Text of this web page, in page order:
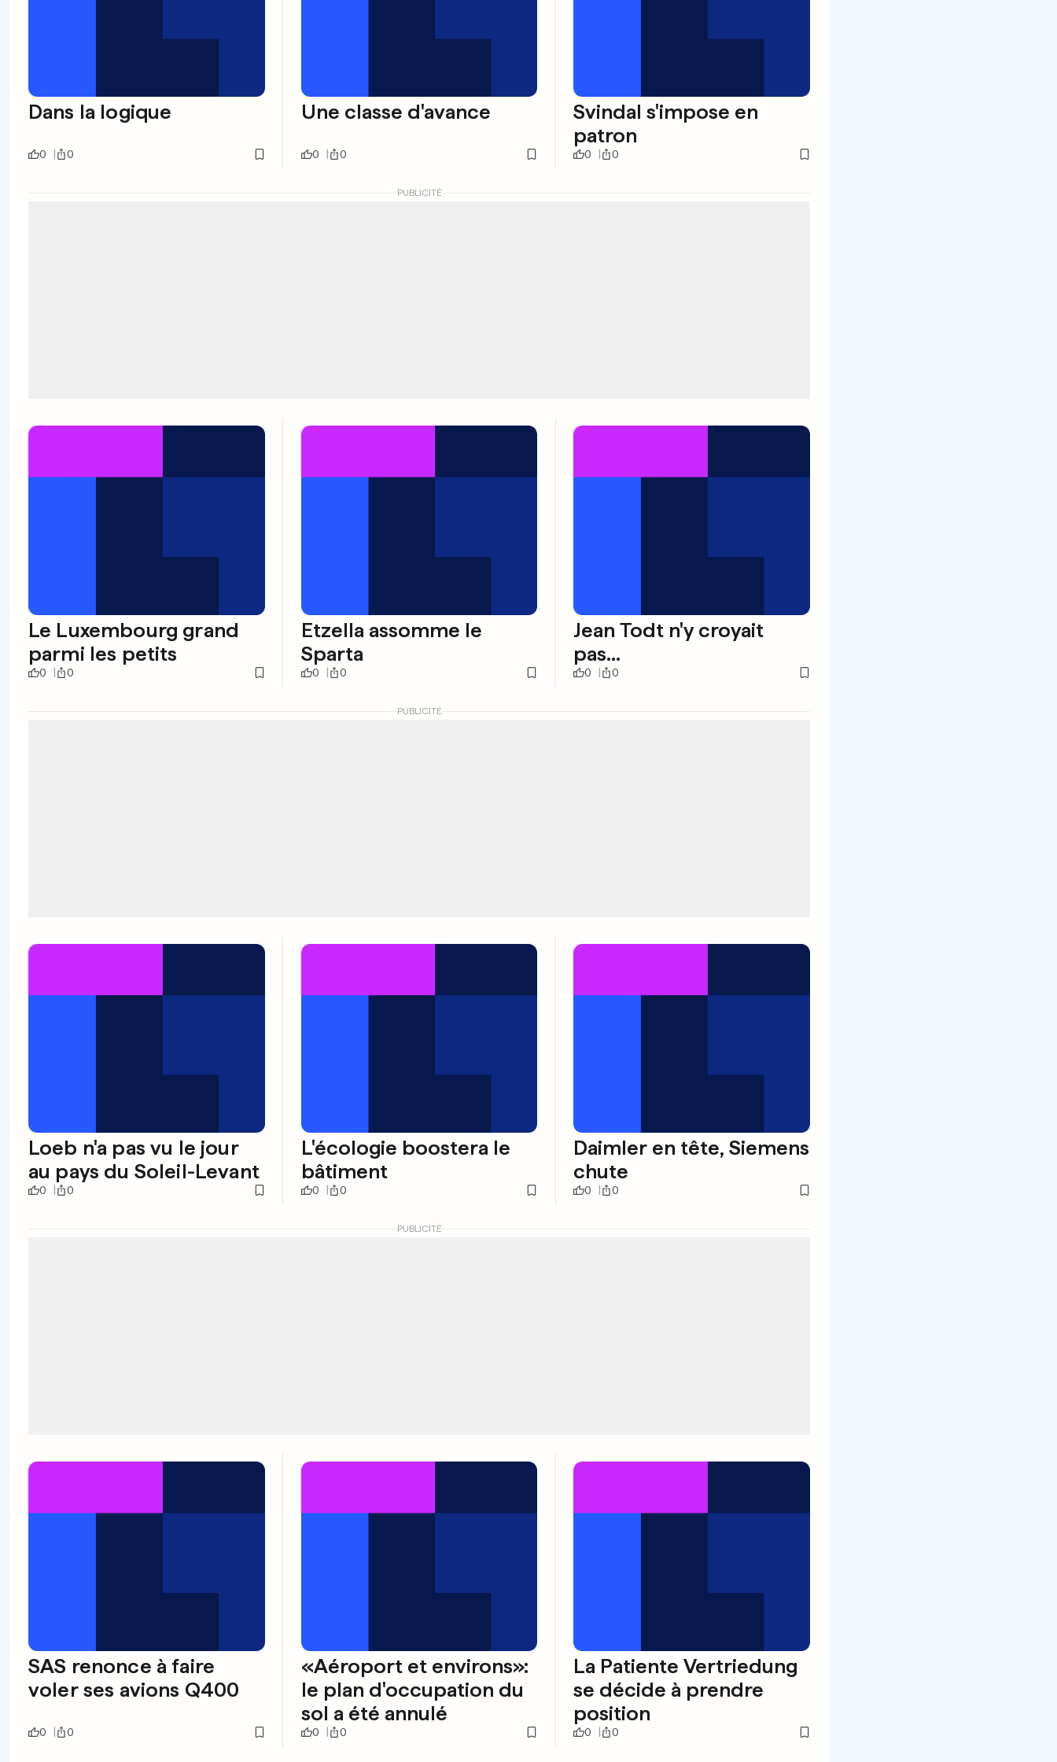
Dans la logique
0 0
Une classe d'avance
0 0
Svindal s'impose en
patron
0 0
PUBLICITÉ
Le Luxembourg grand
parmi les petits
0 0
Etzella assomme le
Sparta
0 0
Jean Todt n'y croyait
pas...
0 0
PUBLICITÉ
Loeb n'a pas vu le jour
au pays du Soleil-Levant
0 0
L'écologie boostera le
bâtiment
0 0
Daimler en tête, Siemens
chute
0 0
PUBLICITÉ
SAS renonce à faire
voler ses avions Q400
0 0
«Aéroport et environs»:
le plan d'occupation du
sol a été annulé
0 0
La Patiente Vertriedung
se décide à prendre
position
0 0